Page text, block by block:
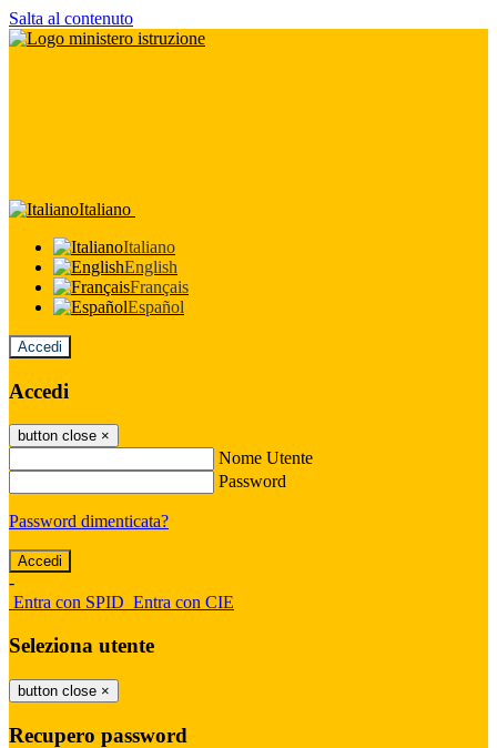
Salta al contenuto
Italiano
Italiano
English
Français
Español
Accedi
Accedi
button close ×
Nome Utente
Password
Password dimenticata?
-
Entra con SPID Entra con CIE
Seleziona utente
button close ×
Recupero password